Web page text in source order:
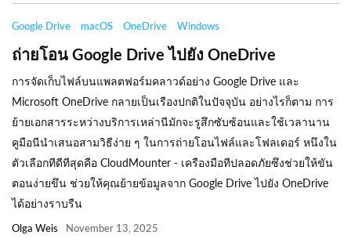
Google Drive macOS OneDrive Windows
ถ่ายโอน Google Drive ไปยัง OneDrive
การจัดเก็บไฟล์บนแพลตฟอร์มคลาวด์อย่าง Google Drive และ
Microsoft OneDrive กลายเป็นเรืองปกติในปัจจุบัน อย่างไรก็ตาม การ
ย้ายเอกสารระหว่างบริการเหล่านีมักจะรูสึกซับซ้อนและใช้เวลานาน
คูมือนีนำเสนอสามวิธีง่าย ๆ ในการถ่ายโอนไฟล์และโฟลเดอร์ หนึงใน
ตัวเลือกทีดีทีสุดคือ CloudMounter - เครืองมือทีปลอดภัยซึงช่วยให้ขัน
ตอนง่ายขึน ช่วยให้คุณย้ายข้อมูลจาก Google Drive ไปยัง OneDrive
ได้อย่างราบรืน
Olga Weis November 13, 2025